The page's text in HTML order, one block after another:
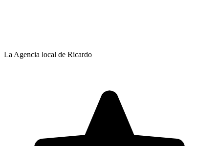
La Agencia local de Ricardo